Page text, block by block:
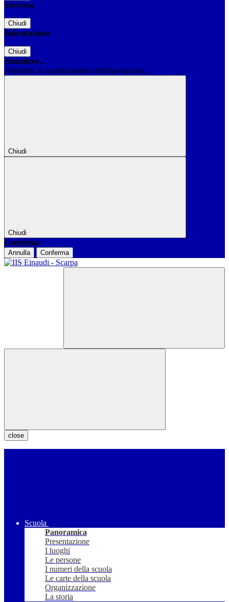
Successo
Chiudi
Informazione
Chiudi
Attendere...
Attendere il completamento dell'operazione...
Chiudi
Chiudi
Conferma
Annulla Conferma
close
Scuola
Panoramica
Presentazione
I luoghi
Le persone
I numeri della scuola
Le carte della scuola
Organizzazione
La storia